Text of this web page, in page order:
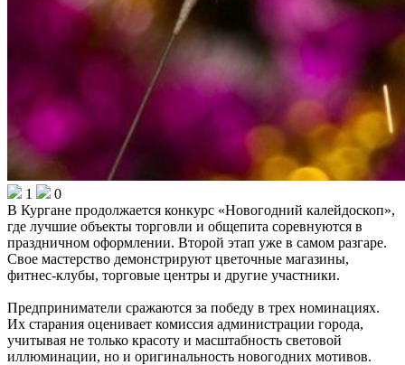
1
0
В Кургане продолжается конкурс «Новогодний калейдоскоп»,
где лучшие объекты торговли и общепита соревнуются в
праздничном оформлении. Второй этап уже в самом разгаре.
Свое мастерство демонстрируют цветочные магазины,
фитнес-клубы, торговые центры и другие участники.
Предприниматели сражаются за победу в трех номинациях.
Их старания оценивает комиссия администрации города,
учитывая не только красоту и масштабность световой
иллюминации, но и оригинальность новогодних мотивов.